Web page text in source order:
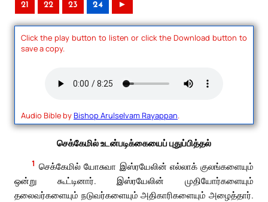
21 22 23 24 ►
Click the play button to listen or click the Download button to
save a copy.
Audio Bible byBishop Arulselvam Rayappan.
செக்கேமில் உடன்படிக்கையைப் புதுப்பித்தல்
1 செக்கேமில் யோசுவா இஸ்ரயேலின் எல்லாக் குலங்களையும்
ஒன்று கூட்டினார். இஸ்ரயேலின் முதியோர்களையும்
தலைவர்களையும் நடுவர்களையும் அதிகாரிகளையும் அழைத்தார்.